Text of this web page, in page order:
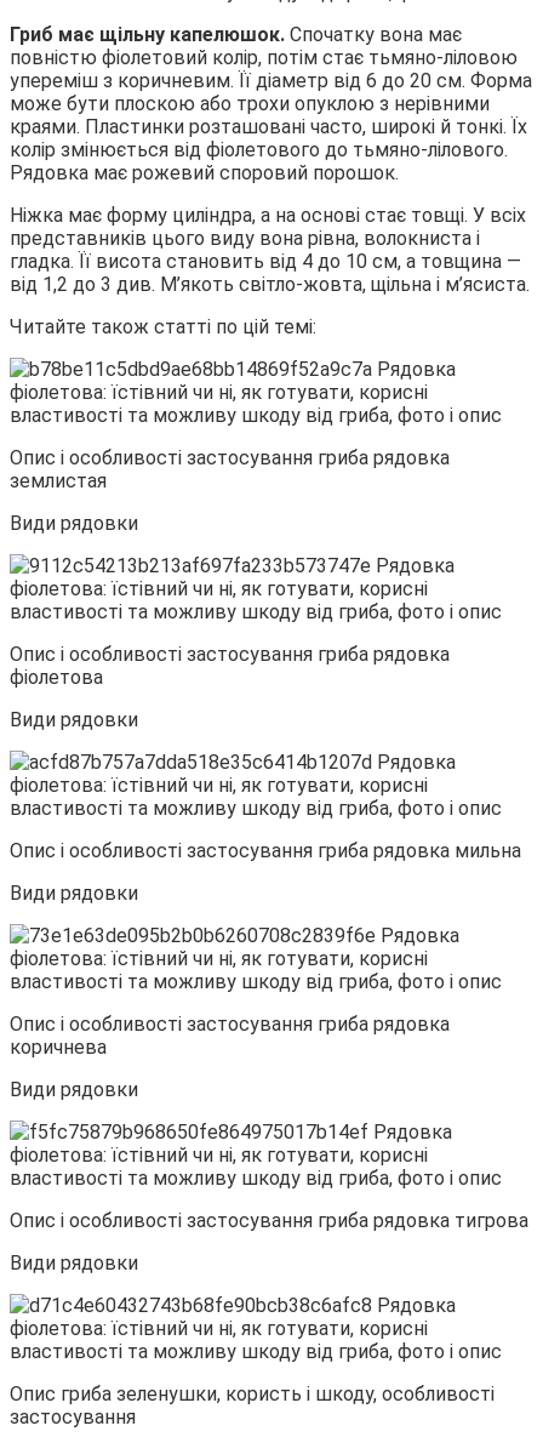
Гриб має щільну капелюшок. Спочатку вона має
повністю фіолетовий колір, потім стає тьмяно-ліловою
упереміш з коричневим. Її діаметр від 6 до 20 см. Форма
може бути плоскою або трохи опуклою з нерівними
краями. Пластинки розташовані часто, широкі й тонкі. Їх
колір змінюється від фіолетового до тьмяно-лілового.
Рядовка має рожевий споровий порошок.
Ніжка має форму циліндра, а на основі стає товщі. У всіх
представників цього виду вона рівна, волокниста і
гладка. Її висота становить від 4 до 10 см, а товщина —
від 1,2 до 3 див. М’якоть світло-жовта, щільна і м’ясиста.
Читайте також статті по цій темі:
Опис і особливості застосування гриба рядовка
землистая
Види рядовки
Опис і особливості застосування гриба рядовка
фіолетова
Види рядовки
Опис і особливості застосування гриба рядовка мильна
Види рядовки
Опис і особливості застосування гриба рядовка
коричнева
Види рядовки
Опис і особливості застосування гриба рядовка тигрова
Види рядовки
Опис гриба зеленушки, користь і шкоду, особливості
застосування